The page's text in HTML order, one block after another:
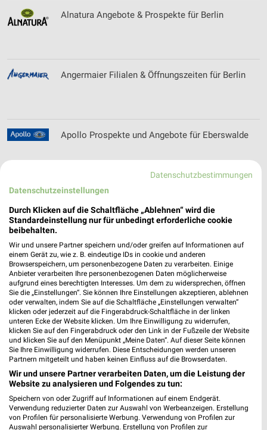
Alnatura Angebote & Prospekte für Berlin
Angermaier Filialen & Öffnungszeiten für Berlin
Apollo Prospekte und Angebote für Eberswalde
apotal.de Prospekte und Angebote
Auping Katalog und Prospekte für Berlin
Autohaus Schäm Filialen & Öffnungszeiten für
Zossen
Autohaus Zemke Filialen & Öffnungszeiten für
Schorfheide OT Finowfurt
Datenschutzbestimmungen
Datenschutzeinstellungen
Durch Klicken auf die Schaltfläche „Ablehnen“ wird die
Standardeinstellung nur für unbedingt erforderliche cookie
beibehalten.
Wir und unsere Partner speichern und/oder greifen auf Informationen auf
einem Gerät zu, wie z. B. eindeutige IDs in cookie und anderen
Browserspeichern, um personenbezogene Daten zu verarbeiten. Einige
Anbieter verarbeiten Ihre personenbezogenen Daten möglicherweise
aufgrund eines berechtigten Interesses. Um dem zu widersprechen, öffnen
Sie die „Einstellungen“. Sie können Ihre Einstellungen akzeptieren, ablehnen
oder verwalten, indem Sie auf die Schaltfläche „Einstellungen verwalten“
klicken oder jederzeit auf die Fingerabdruck-Schaltfläche in der linken
unteren Ecke der Website klicken. Um Ihre Einwilligung zu widerrufen,
klicken Sie auf den Fingerabdruck oder den Link in der Fußzeile der Website
und klicken Sie auf den Menüpunkt „Meine Daten“. Auf dieser Seite können
Sie Ihre Einwilligung widerrufen. Diese Entscheidungen werden unseren
Partnern mitgeteilt und haben keinen Einfluss auf die Browserdaten.
Wir und unsere Partner verarbeiten Daten, um die Leistung der
Website zu analysieren und Folgendes zu tun:
Speichern von oder Zugriff auf Informationen auf einem Endgerät.
Verwendung reduzierter Daten zur Auswahl von Werbeanzeigen. Erstellung
von Profilen für personalisierte Werbung. Verwendung von Profilen zur
Auswahl personalisierter Werbung. Erstellung von Profilen zur